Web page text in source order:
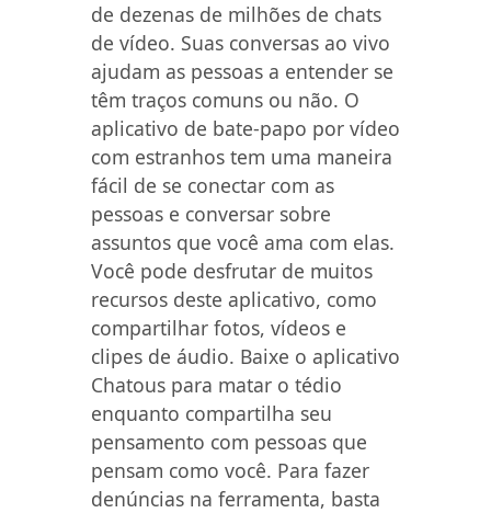
de dezenas de milhões de chats
de vídeo. Suas conversas ao vivo
ajudam as pessoas a entender se
têm traços comuns ou não. O
aplicativo de bate-papo por vídeo
com estranhos tem uma maneira
fácil de se conectar com as
pessoas e conversar sobre
assuntos que você ama com elas.
Você pode desfrutar de muitos
recursos deste aplicativo, como
compartilhar fotos, vídeos e
clipes de áudio. Baixe o aplicativo
Chatous para matar o tédio
enquanto compartilha seu
pensamento com pessoas que
pensam como você. Para fazer
denúncias na ferramenta, basta